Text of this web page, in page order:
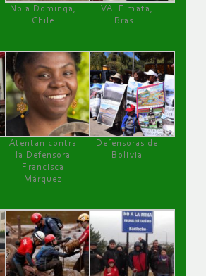
No a Dominga,
Chile
VALE mata,
Brasil
Atentan contra
la Defensora
Francisca
Márquez
Defensoras de
Bolivia